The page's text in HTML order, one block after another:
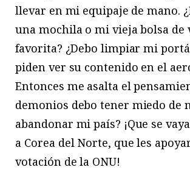
llevar en mi equipaje de mano.
una mochila o mi vieja bolsa de
favorita? ¿Debo limpiar mi
piden ver su contenido en el
Entonces me asalta el
demonios debo tener miedo de
abandonar mi país? ¡Que se
a Corea del Norte, que les
votación de la ONU!